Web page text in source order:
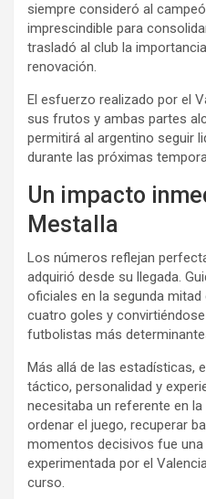
siempre consideró al
imprescindible para
trasladó al club la
renovación.
El esfuerzo realizado por el
sus frutos y ambas partes
permitirá al argentino seguir
durante las próximas
Un impacto
Mestalla
Los números reflejan
adquirió desde su llegada.
oficiales en la segunda
cuatro goles y
futbolistas más
Más allá de las estadísticas,
táctico, personalidad y
necesitaba un referente en
ordenar el juego, recuperar
momentos decisivos fue
experimentada por el
curso.